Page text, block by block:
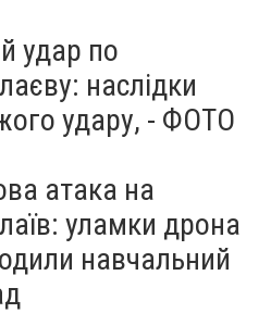
удар по
наслідки
удару, - ФОТО
атака на
уламки дрона
навчальний